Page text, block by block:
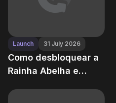
Launch 31 July 2026
Como desbloquear a
Rainha Abelha e
Grow a Garden